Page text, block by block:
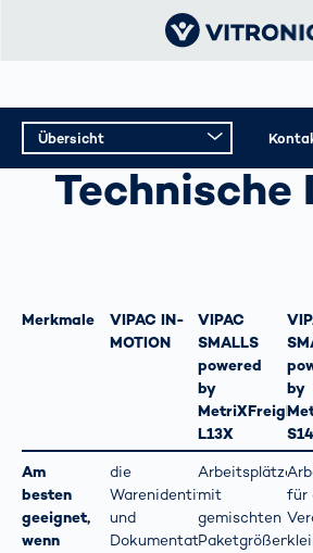
Technische
Übersicht
Übersicht
Merkmale
VIPAC IN-
MOTION
VIPAC
SMALLS
powered
by
MetriXFreight
L13X
by
Am
besten
geeignet,
wenn
die
Warenidentifikation
und
Dokumentation
Arbeitsplätze
mit
gemischten
Paketgrößen
für